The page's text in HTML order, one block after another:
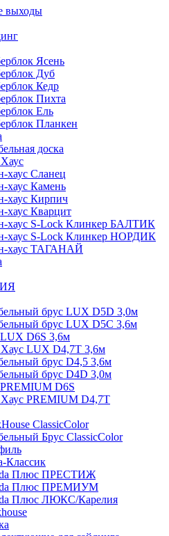
выходы
Ясень
Дуб
Кедр
Пихта
Ель
Планкен
доска
хаус Сланец
хаус Камень
хаус Кирпич
хаус Кварцит
хаус S-Lock Клинкер БАЛТИК
хаус S-Lock Клинкер НОРДИК
хаус ТАГАНАЙ
брус LUX D5D 3,0м
брус LUX D5C 3,6м
D6S 3,6м
LUX D4,7T 3,6м
брус D4,5 3,6м
брус D4D 3,0м
D6S
PREMIUM D4,7T
ClassicColor
Брус ClassicColor
Классик
Плюс ПРЕСТИЖ
Плюс ПРЕМИУМ
Плюс ЛЮКС/Карелия